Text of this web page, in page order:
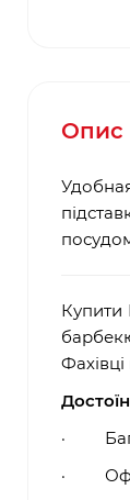
Опис
Купити
·
·